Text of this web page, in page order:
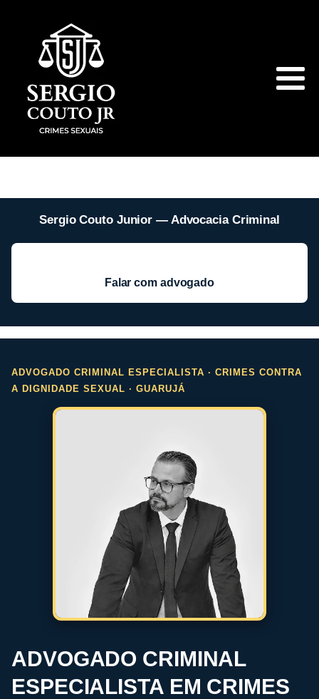
Sergio Couto Junior — Advocacia Criminal
Falar com advogado
ADVOGADO CRIMINAL ESPECIALISTA · CRIMES CONTRA
A DIGNIDADE SEXUAL · GUARUJÁ
ADVOGADO CRIMINAL
ESPECIALISTA EM CRIMES